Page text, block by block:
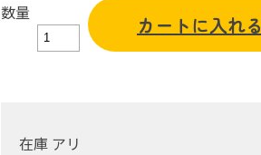
数量
カートに入れる
在庫 アリ